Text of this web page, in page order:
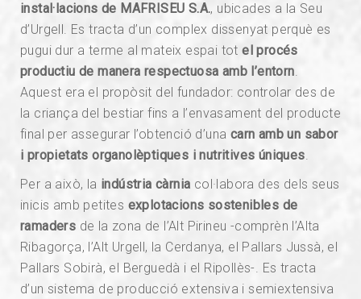
instal·lacions de MAFRISEU S.A., ubicades a la Seu
d’Urgell. Es tracta d’un complex dissenyat perquè es
pugui dur a terme al mateix espai totel procés
productiu de manera respectuosa amb l’entorn.
Aquest era el propòsit del fundador: controlar des de
la criança del bestiar fins a l’envasament del producte
final per assegurar l’obtenció d’una carn amb un sabor
i propietats organolèptiques i nutritives úniques.
Per a això, la indústria càrnia col·labora des dels seus
inicis amb petites explotacions sostenibles de
ramaders de la zona de l’Alt Pirineu -comprèn l’Alta
Ribagorça, l’Alt Urgell, la Cerdanya, el Pallars Jussà, el
Pallars Sobirà, el Berguedà i el Ripollès-. Es tracta
d’un sistema de producció extensiva i semiextensiva